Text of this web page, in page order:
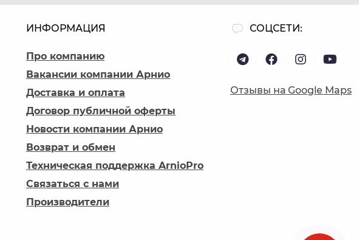
ИНФОРМАЦИЯ
Про компанию
Вакансии компании Арнио
Доставка и оплата
Договор публичной оферты
Новости компании Арнио
Возврат и обмен
Техническая поддержка ArnioPro
Связаться с нами
Производители
СОЦСЕТИ:
Отзывы на Google Maps